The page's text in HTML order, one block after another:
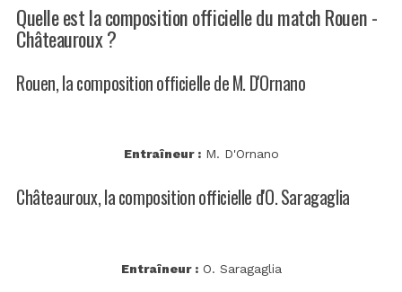
Quelle est la composition officielle du match Rouen -
Châteauroux ?
Rouen, la composition officielle de M. D'Ornano
Entraîneur :M. D'Ornano
Châteauroux, la composition officielle d'O. Saragaglia
Entraîneur :O. Saragaglia